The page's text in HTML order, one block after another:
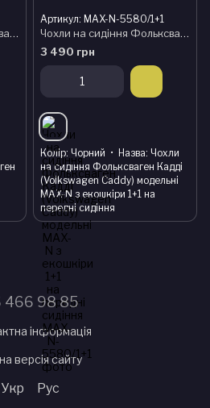
Чохли на сидіння Фольксваген Кадді (Volkswagen Caddy) модельні MAX-N з екошкіри Чорно-коричневий
Артикул: MAX-N-5580/1+1
Чохли на сидіння Фольксваген Кадді (Volkswagen Caddy) модельні MAX-N з екошкіри 1+1 на передні сидіння
3 490 грн
Колір Чорний Назва Чохли
на сидіння Фольксваген Кадді
(Volkswagen Caddy) модельні
MAX-N з екошкіри 1+1 на
передні сидіння
466 98 85
інформація
версія сайту
Укр Рус